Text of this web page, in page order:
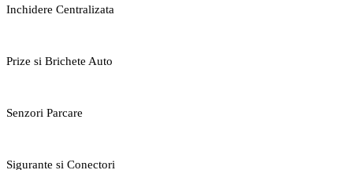
Inchidere Centralizata
Prize si Brichete Auto
Senzori Parcare
Sigurante si Conectori